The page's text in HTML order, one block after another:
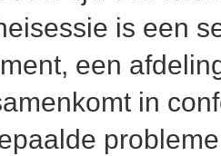
is een
een
in